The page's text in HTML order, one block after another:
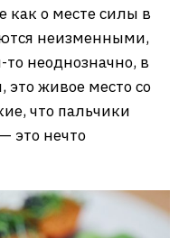
как о месте силы в
неизменными,
то неоднозначно, в
это живое место со
что пальчики
это нечто